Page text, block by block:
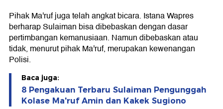
Pihak Ma'ruf juga telah angkat bicara. Istana Wapres
berharap Sulaiman bisa dibebaskan dengan dasar
pertimbangan kemanusiaan. Namun dibebaskan atau
tidak, menurut pihak Ma'ruf, merupakan kewenangan
Polisi.
Baca juga:
8 Pengakuan Terbaru Sulaiman Pengunggah
Kolase Ma'ruf Amin dan Kakek Sugiono